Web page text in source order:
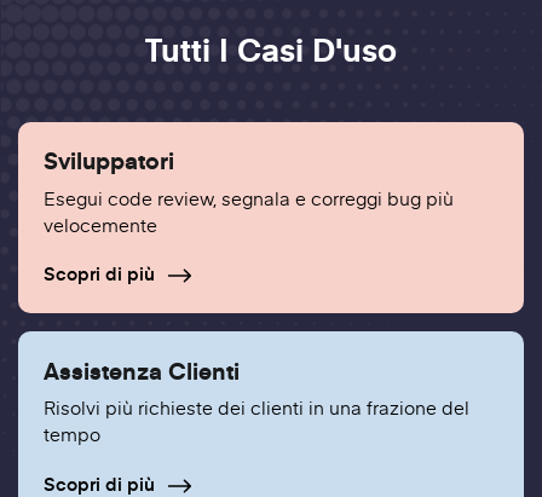
Tutti I Casi D'uso
Sviluppatori
Esegui code review, segnala e correggi bug più
velocemente
Scopri di più
Assistenza Clienti
Risolvi più richieste dei clienti in una frazione del
tempo
Scopri di più